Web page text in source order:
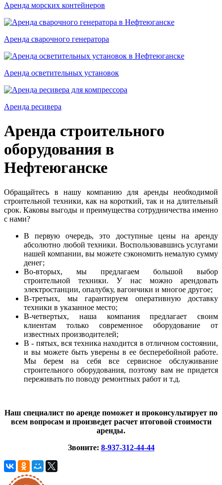
Аренда морских контейнеров
Аренда сварочного генератора
Аренда осветительных установок
Аренда ресивера
Аренда строительного
оборудования в
Нефтеюганске
Обращайтесь в нашу компанию для аренды необходимой
строительной техники, как на короткий, так и на длительный
срок. Каковы выгоды и преимущества сотрудничества именно
с нами?
В первую очередь, это доступные цены на аренду
абсолютно любой техники. Воспользовавшись услугами
нашей компании, вы можете сэкономить немалую сумму
денег;
Во-вторых, мы предлагаем большой выбор
строительной техники. У нас можно арендовать
электростанции, опалубку, вагончики и многое другое;
В-третьих, мы гарантируем оперативную доставку
техники в указанное место;
В-четвертых, наша компания предлагает своим
клиентам только современное оборудование от
известных производителей;
В - пятых, вся техника находится в отличном состоянии,
и вы можете быть уверены в ее бесперебойной работе.
Мы берем на себя все сервисное обслуживание
строительного оборудования, поэтому вам не придется
переживать по поводу ремонтных работ и т.д.
Наш специалист по аренде поможет и проконсультирует по
всем вопросам и произведет расчет итоговой стоимости
аренды.
Звоните: 8-937-312-44-44